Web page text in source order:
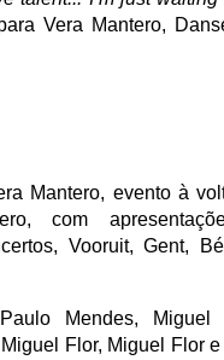
Vera Mantero,
Mantero, evento à
com
Vooruit, Gent,
Mendes, Miguel
Flor, Miguel Flor